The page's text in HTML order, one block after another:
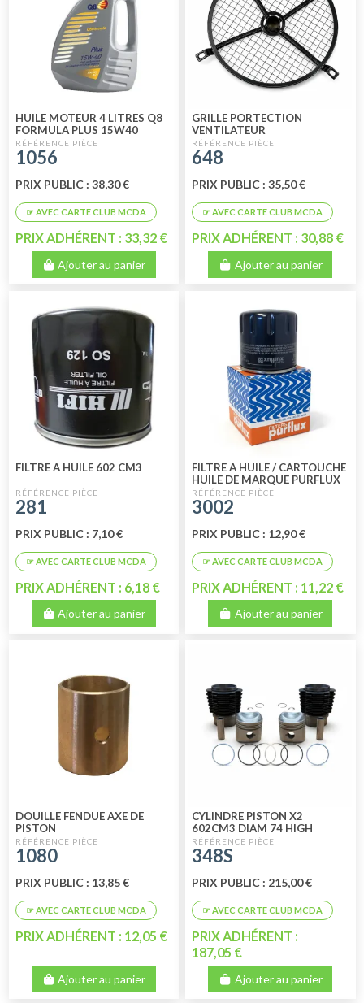
HUILE MOTEUR 4 LITRES Q8
FORMULA PLUS 15W40
MINERALE
1056
PRIX PUBLIC : 38,30 €
PRIX ADHÉRENT : 33,32 €
Ajouter au panier
GRILLE PORTECTION
VENTILATEUR
648
PRIX PUBLIC : 35,50 €
PRIX ADHÉRENT : 30,88 €
Ajouter au panier
FILTRE A HUILE 602 CM3
281
PRIX PUBLIC : 7,10 €
PRIX ADHÉRENT : 6,18 €
Ajouter au panier
FILTRE A HUILE / CARTOUCHE
HUILE DE MARQUE PURFLUX
OU BOSCH
3002
PRIX PUBLIC : 12,90 €
PRIX ADHÉRENT : 11,22 €
Ajouter au panier
DOUILLE FENDUE AXE DE
PISTON
1080
PRIX PUBLIC : 13,85 €
PRIX ADHÉRENT : 12,05 €
Ajouter au panier
CYLINDRE PISTON X2
602CM3 DIAM 74 HIGH
QUALITY VERSION PERFECT
CIRCLE
348S
PRIX PUBLIC : 215,00 €
PRIX ADHÉRENT :
187,05 €
Ajouter au panier